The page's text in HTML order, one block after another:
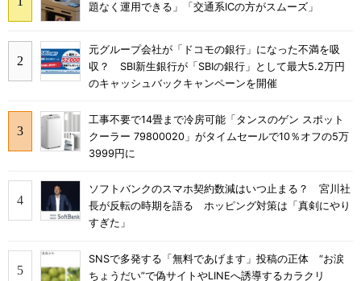
題なく運用できる」「交通系ICの方がスムーズ」
元グループ会社が「ドコモの銀行」になった不満を吸
収？ SBI新生銀行が「SBIの銀行」として最大5.2万円
のキャッシュバックキャンペーンを開催
工事不要で14畳まで冷房可能「タンスのゲン スポット
クーラー 79800020」がタイムセールで10％オフの5万
3999円に
ソフトバンクのスマホ契約数減はいつ止まる？ 宮川社
長が反転の時期を語る ホッピング対策は「真剣にやり
すぎた」
SNSで多発する「無料であげます」投稿の正体 “お涙
ちょうだい”で偽サイトやLINEへ誘導するカラクリ